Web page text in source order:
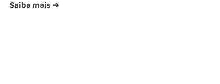
Saiba mais ➔